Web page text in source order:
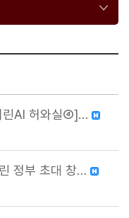
린AI 허와실④]…
정부 초대 창…